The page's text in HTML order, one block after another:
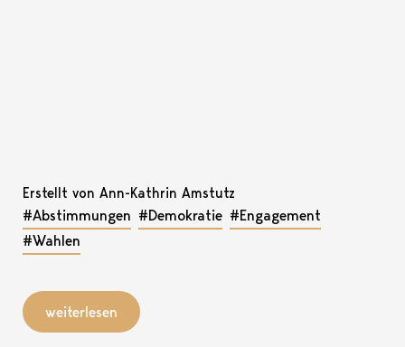
Erstellt von Ann-Kathrin Amstutz
#Abstimmungen #Demokratie #Engagement
#Wahlen
weiterlesen